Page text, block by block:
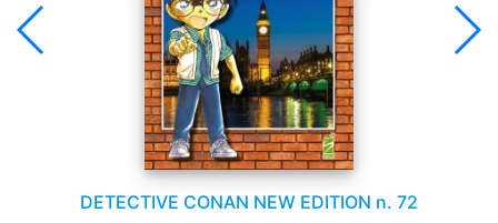
DETECTIVE CONAN NEW EDITION n. 72